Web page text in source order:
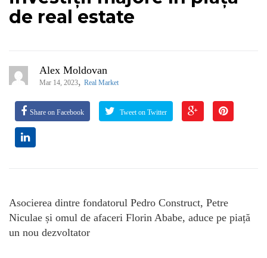
de real estate
Alex Moldovan
Mar 14, 2023, Real Market
Share on Facebook Tweet on Twitter
Asocierea dintre fondatorul Pedro Construct, Petre
Niculae și omul de afaceri Florin Ababe, aduce pe piață
un nou dezvoltator